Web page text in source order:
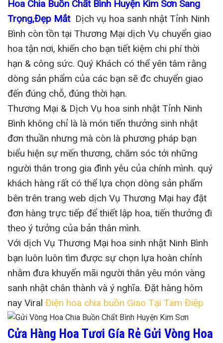
Hoa Chia Buồn Chất Bình Huyện Kim Sơn Sang
Trọng,Đẹp Mắt Dịch vụ hoa sanh nhật Tỉnh Ninh
Bình còn tồn tại Thương Mại dịch Vụ chuyển giao
hoa tận nơi, khiến cho bạn tiết kiệm chi phí thời
hạn & công sức. Quý Khách có thể yên tâm rằng
dòng sản phẩm của các bạn sẽ đc chuyển giao
đến đúng chỗ, đúng thời hạn.
Thương Mại & Dịch Vụ hoa sinh nhật Tỉnh Ninh
Bình không chỉ là là món tiến thưởng sinh nhật
đơn thuần nhưng mà còn là phương pháp bạn
biểu hiện sự mến thương, chăm sóc tới những
người thân trong gia đình yêu của chính mình. quý
khách hàng rất có thể lựa chọn dòng sản phẩm
bên trên trang web dịch Vụ Thương Mại hay đặt
đơn hàng trực tiếp để thiết lập hoa, tiến thưởng đi
theo ý tưởng của bản thân mình.
Với dịch Vụ Thương Mại hoa sinh nhật Ninh Bình
bạn luôn luôn tìm được sự chọn lựa hoàn chỉnh
nhằm đưa khuyến mãi người thân yêu món vàng
sanh nhật chân thành và ý nghĩa. Đặt hàng hôm
nay Viral Điện hoa chia buồn Giao Tại Tam Điệp
Cửa Hàng Hoa Tươi Gía Rẻ Gửi Vòng Hoa